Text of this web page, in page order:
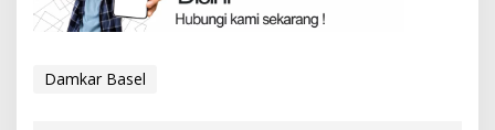
Damkar Basel